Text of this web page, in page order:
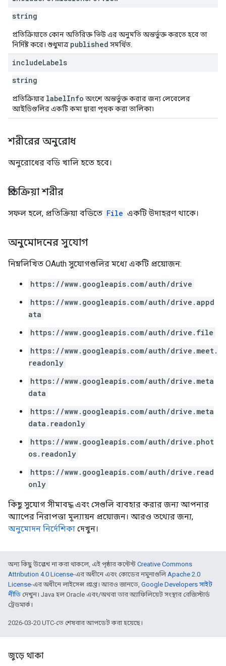
string
প্রতিক্রিয়াতে কোন অতিরিক্ত ভিউ এর অনুমতি অন্তর্ভুক্ত করতে হবে তা
নির্দিষ্ট করে। শুধুমাত্র published সমর্থিত.
includeLabels
string
প্রতিক্রিয়ার labelInfo অংশে অন্তর্ভুক্ত করার জন্য লেবেলের
আইডিগুলির একটি কমা দ্বারা পৃথক করা তালিকা৷
শরীরের অনুরোধ
অনুরোধের বডি খালি হতে হবে।
প্রতিক্রিয়া শরীর
সফল হলে, প্রতিক্রিয়া বডিতে File একটি উদাহরণ থাকে।
অনুমোদনের সুযোগ
নিম্নলিখিত OAuth সুযোগগুলির মধ্যে একটি প্রয়োজন:
https://www.googleapis.com/auth/drive
https://www.googleapis.com/auth/drive.appd
ata
https://www.googleapis.com/auth/drive.file
https://www.googleapis.com/auth/drive.meet.
readonly
https://www.googleapis.com/auth/drive.meta
data
https://www.googleapis.com/auth/drive.meta
data.readonly
https://www.googleapis.com/auth/drive.phot
os.readonly
https://www.googleapis.com/auth/drive.read
only
কিছু সুযোগ সীমাবদ্ধ এবং সেগুলি ব্যবহার করার জন্য আপনার
অ্যাপের নিরাপত্তা মূল্যায়ন প্রয়োজন। আরও তথ্যের জন্য,
অনুমোদন নির্দেশিকা দেখুন।
অন্য কিছু উল্লেখ না করা থাকলে, এই পৃষ্ঠার কন্টেন্ট Creative Commons
Attribution 4.0 License-এর অধীনে এবং কোডের নমুনাগুলিApache 2.0
License-এর অধীনে লাইসেন্স প্রাপ্ত। আরও জানতে, Google Developers সাইট
নীতি দেখুন। Java হল Oracle এবং/অথবা তার অ্যাফিলিয়েট সংস্থার রেজিস্টার্ড
ট্রেডমার্ক।
2026-03-20 UTC-তে শেষবার আপডেট করা হয়েছে।
জুড়ে থাকা